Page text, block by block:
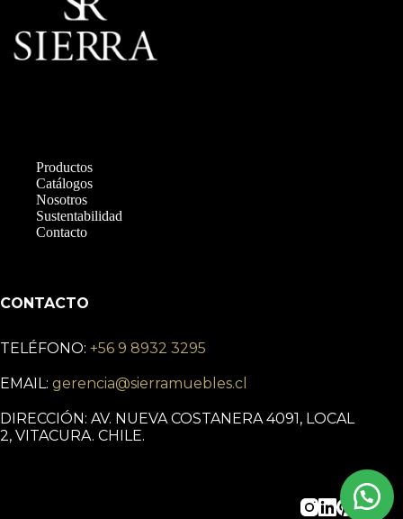
Productos
Catálogos
Nosotros
Sustentabilidad
Contacto
CONTACTO
TELÉFONO: +56 9 8932 3295
EMAIL: gerencia@sierramuebles.cl
DIRECCIÓN: AV. NUEVA COSTANERA 4091, LOCAL
2, VITACURA. CHILE.